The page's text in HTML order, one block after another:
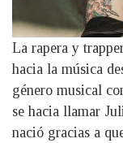
La rapera y
hacia la música
género musical
se hacia llamar
nació gracias a